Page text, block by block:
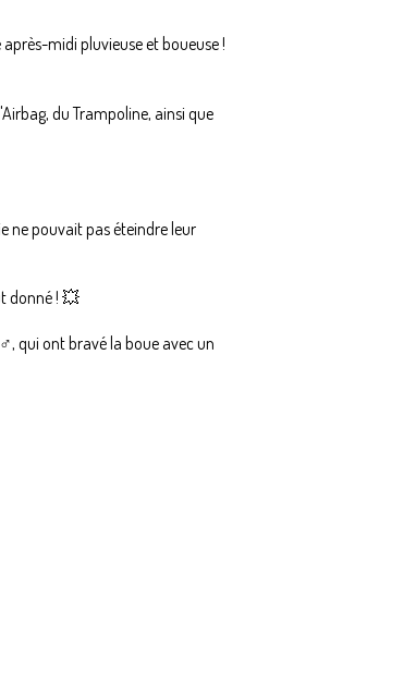
midi pluvieuse et boueuse !
du Trampoline, ainsi que
ne pouvait pas éteindre leur
donné ! 💥
qui ont bravé la boue avec un